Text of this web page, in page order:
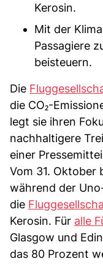
Kerosin.
Mit der
Passagiere
beisteuern.
Die
die CO₂-
legt sie ihren
nachhaltigere
einer
Vom 31. Oktober
während der
die
Kerosin. Für alle
Glasgow und
das 80 Prozent